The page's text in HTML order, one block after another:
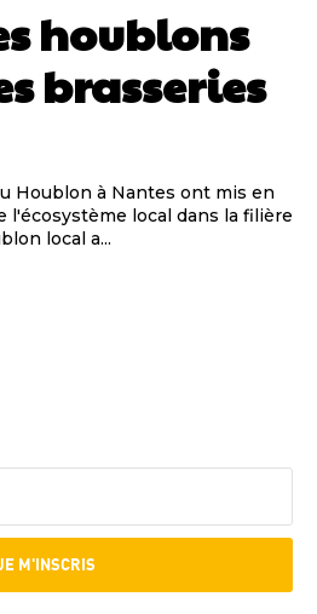
houblons
brasseries
Houblon à Nantes ont mis en
l'écosystème local dans la filière
local a...
M'INSCRIS